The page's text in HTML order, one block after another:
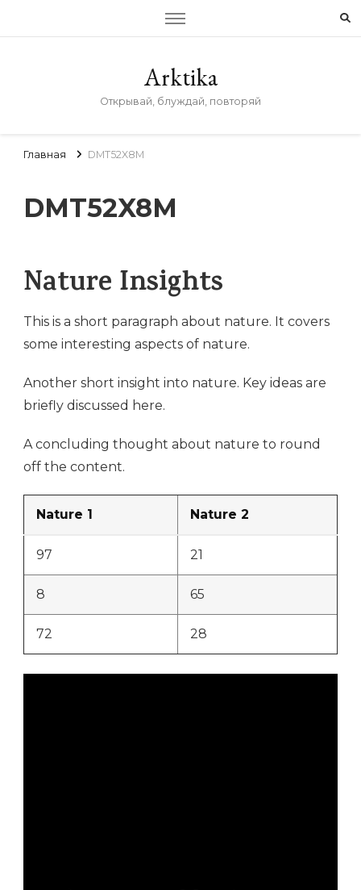
Arktika
Открывай, блуждай, повторяй
Главная DMT52X8M
DMT52X8M
Nature Insights
This is a short paragraph about nature. It covers
some interesting aspects of nature.
Another short insight into nature. Key ideas are
briefly discussed here.
A concluding thought about nature to round
off the content.
Nature 1 Nature 2
97 21
8 65
72 28